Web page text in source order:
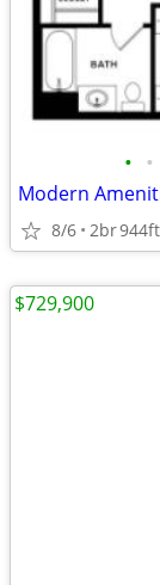
• •
Modern
8/6 2br944ft
$729,900